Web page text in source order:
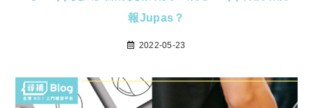
報Jupas？
2022-05-23